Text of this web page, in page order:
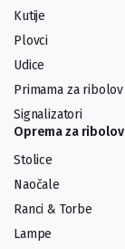
Kutije
Plovci
Udice
Primama za ribolov
Signalizatori
Oprema za ribolov
Stolice
Naočale
Ranci & Torbe
Lampe